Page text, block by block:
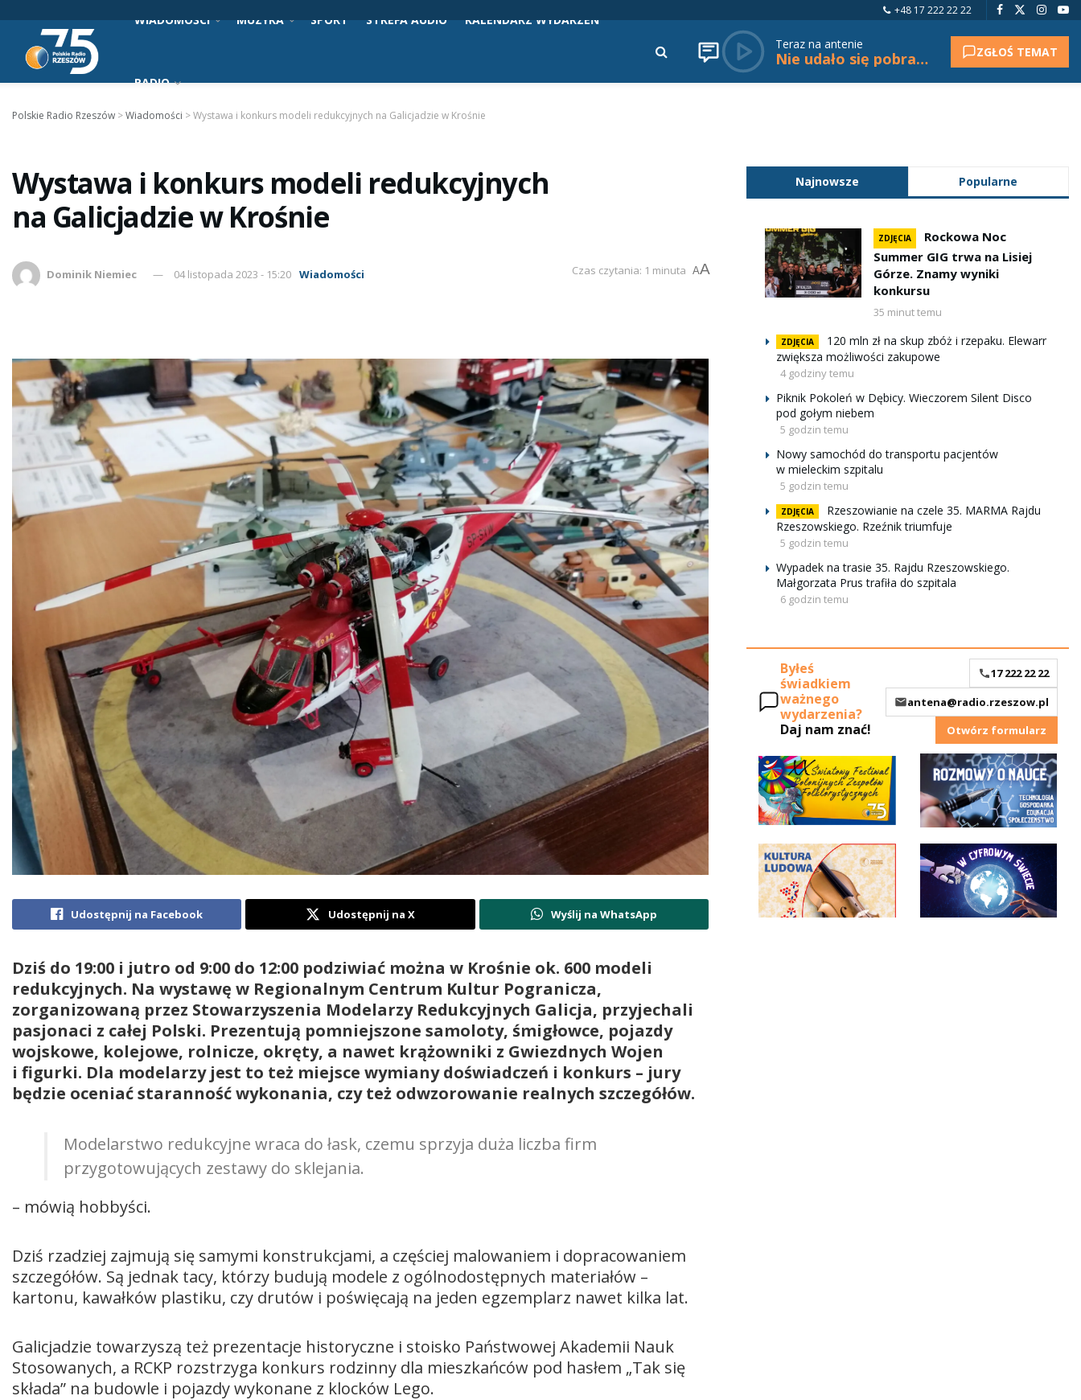
+48 17 222 22 22
WIADOMOŚCI MUZYKA SPORT STREFA AUDIO KALENDARZ WYDARZEŃ
RADIO
Teraz na antenie
Nie udało się pobrać tytułu. ZGŁOŚ TEMAT
Polskie Radio Rzeszów >Wiadomości >Wystawa i konkurs modeli redukcyjnych na Galicjadzie w Krośnie
Wystawa i konkurs modeli redukcyjnych
na Galicjadzie w Krośnie
Dominik Niemiec 04 listopada 2023 - 15:20 Wiadomości Czas czytania: 1 minuta AA
Udostępnij na Facebook Udostępnij na X Wyślij na WhatsApp
Dziś do 19:00 i jutro od 9:00 do 12:00 podziwiać można w Krośnie ok. 600 modeli
redukcyjnych. Na wystawę w Regionalnym Centrum Kultur Pogranicza,
zorganizowaną przez Stowarzyszenia Modelarzy Redukcyjnych Galicja, przyjechali
pasjonaci z całej Polski. Prezentują pomniejszone samoloty, śmigłowce, pojazdy
wojskowe, kolejowe, rolnicze, okręty, a nawet krążowniki z Gwiezdnych Wojen
i figurki. Dla modelarzy jest to też miejsce wymiany doświadczeń i konkurs – jury
będzie oceniać staranność wykonania, czy też odwzorowanie realnych szczegółów.
Modelarstwo redukcyjne wraca do łask, czemu sprzyja duża liczba firm
przygotowujących zestawy do sklejania.
– mówią hobbyści.
Dziś rzadziej zajmują się samymi konstrukcjami, a częściej malowaniem i dopracowaniem
szczegółów. Są jednak tacy, którzy budują modele z ogólnodostępnych materiałów –
kartonu, kawałków plastiku, czy drutów i poświęcają na jeden egzemplarz nawet kilka lat.
Galicjadzie towarzyszą też prezentacje historyczne i stoisko Państwowej Akademii Nauk
Stosowanych, a RCKP rozstrzyga konkurs rodzinny dla mieszkańców pod hasłem „Tak się
składa” na budowle i pojazdy wykonane z klocków Lego.
Najnowsze Popularne
ZDJĘCIA
Rockowa Noc
Summer GIG trwa na Lisiej
Górze. Znamy wyniki
konkursu
35 minut temu
ZDJĘCIA
120 mln zł na skup zbóż i rzepaku. Elewarr
zwiększa możliwości zakupowe
4 godziny temu
Piknik Pokoleń w Dębicy. Wieczorem Silent Disco
pod gołym niebem
5 godzin temu
Nowy samochód do transportu pacjentów
w mieleckim szpitalu
5 godzin temu
ZDJĘCIA
Rzeszowianie na czele 35. MARMA Rajdu
Rzeszowskiego. Rzeźnik triumfuje
5 godzin temu
Wypadek na trasie 35. Rajdu Rzeszowskiego.
Małgorzata Prus trafiła do szpitala
6 godzin temu
Byłeś
świadkiem
ważnego
wydarzenia?
Daj nam znać!
17 222 22 22
antena@radio.rzeszow.pl
Otwórz formularz